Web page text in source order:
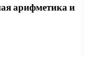
арифметика и